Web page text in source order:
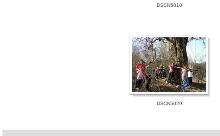
DSCN5010
DSCN5029